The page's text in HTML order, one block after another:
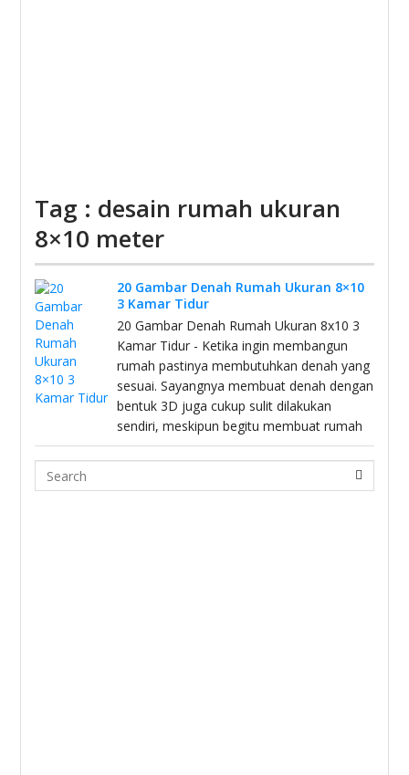
Tag : desain rumah ukuran
8×10 meter
20 Gambar Denah Rumah Ukuran 8×10
3 Kamar Tidur
20 Gambar Denah Rumah Ukuran 8x10 3
Kamar Tidur - Ketika ingin membangun
rumah pastinya membutuhkan denah yang
sesuai. Sayangnya membuat denah dengan
bentuk 3D juga cukup sulit dilakukan
sendiri, meskipun begitu membuat rumah
Search